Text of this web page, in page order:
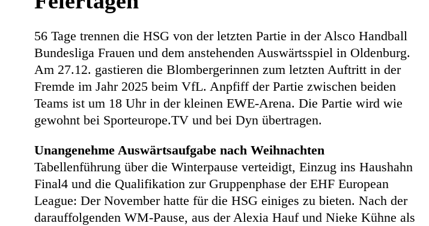
56 Tage trennen die HSG von der letzten Partie in der Alsco Handball
Bundesliga Frauen und dem anstehenden Auswärtsspiel in Oldenburg.
Am 27.12. gastieren die Blombergerinnen zum letzten Auftritt in der
Fremde im Jahr 2025 beim VfL. Anpfiff der Partie zwischen beiden
Teams ist um 18 Uhr in der kleinen EWE-Arena. Die Partie wird wie
gewohnt bei Sporteurope.TV und bei Dyn übertragen.
Unangenehme Auswärtsaufgabe nach Weihnachten
Tabellenführung über die Winterpause verteidigt, Einzug ins Haushahn
Final4 und die Qualifikation zur Gruppenphase der EHF European
League: Der November hatte für die HSG einiges zu bieten. Nach der
darauffolgenden WM-Pause, aus der Alexia Hauf und Nieke Kühne als